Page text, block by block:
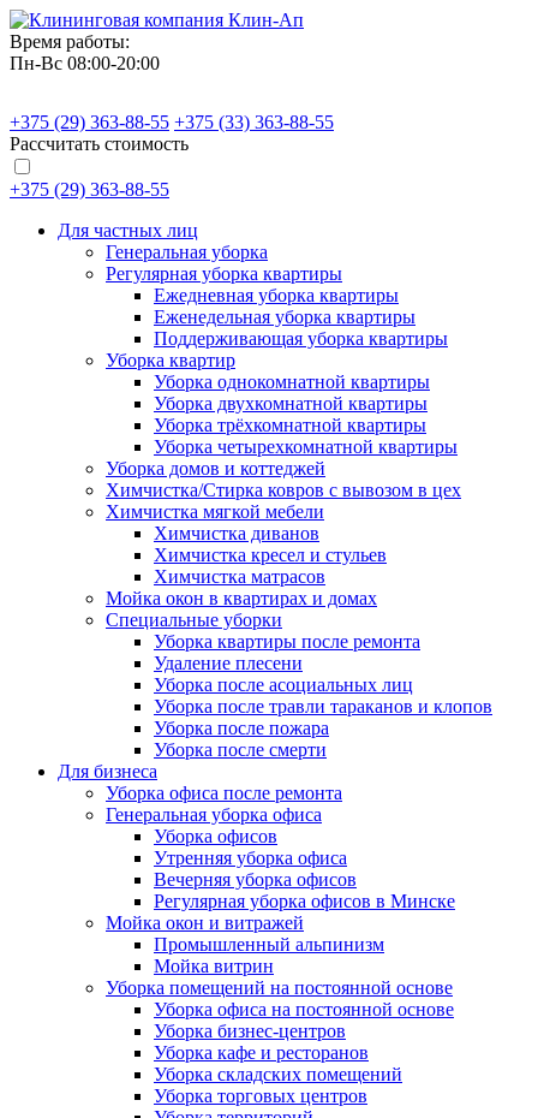
Время работы:
Пн-Вс 08:00-20:00
+375 (29) 363-88-55 +375 (33) 363-88-55
Рассчитать стоимость
+375 (29) 363-88-55
Для частных лиц
Генеральная уборка
Регулярная уборка квартиры
Ежедневная уборка квартиры
Еженедельная уборка квартиры
Поддерживающая уборка квартиры
Уборка квартир
Уборка однокомнатной квартиры
Уборка двухкомнатной квартиры
Уборка трёхкомнатной квартиры
Уборка четырехкомнатной квартиры
Уборка домов и коттеджей
Химчистка/Стирка ковров с вывозом в цех
Химчистка мягкой мебели
Химчистка диванов
Химчистка кресел и стульев
Химчистка матрасов
Мойка окон в квартирах и домах
Специальные уборки
Уборка квартиры после ремонта
Удаление плесени
Уборка после асоциальных лиц
Уборка после травли тараканов и клопов
Уборка после пожара
Уборка после смерти
Для бизнеса
Уборка офиса после ремонта
Генеральная уборка офиса
Уборка офисов
Утренняя уборка офиса
Вечерняя уборка офисов
Регулярная уборка офисов в Минске
Мойка окон и витражей
Промышленный альпинизм
Мойка витрин
Уборка помещений на постоянной основе
Уборка офиса на постоянной основе
Уборка бизнес-центров
Уборка кафе и ресторанов
Уборка складских помещений
Уборка торговых центров